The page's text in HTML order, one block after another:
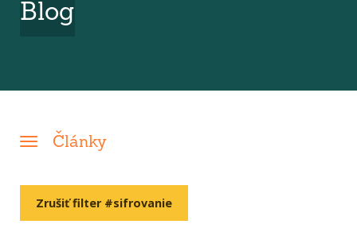
Blog
Články
Zrušiť filter #sifrovanie